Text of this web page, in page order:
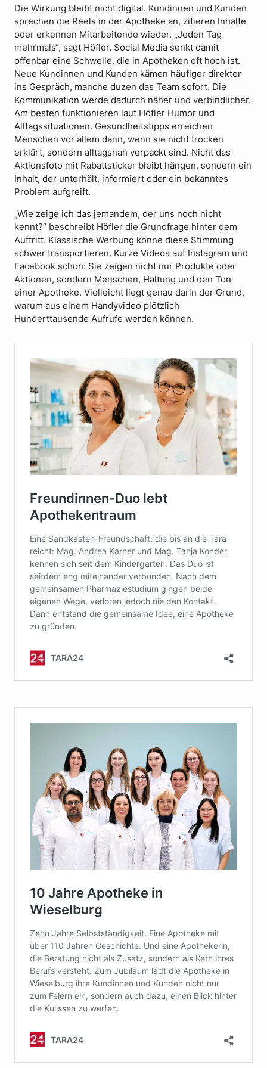
Die Wirkung bleibt nicht digital. Kundinnen und Kunden
sprechen die Reels in der Apotheke an, zitieren Inhalte
oder erkennen Mitarbeitende wieder. „Jeden Tag
mehrmals“, sagt Höfler. Social Media senkt damit
offenbar eine Schwelle, die in Apotheken oft hoch ist.
Neue Kundinnen und Kunden kämen häufiger direkter
ins Gespräch, manche duzen das Team sofort. Die
Kommunikation werde dadurch näher und verbindlicher.
Am besten funktionieren laut Höfler Humor und
Alltagssituationen. Gesundheitstipps erreichen
Menschen vor allem dann, wenn sie nicht trocken
erklärt, sondern alltagsnah verpackt sind. Nicht das
Aktionsfoto mit Rabattsticker bleibt hängen, sondern ein
Inhalt, der unterhält, informiert oder ein bekanntes
Problem aufgreift.
„Wie zeige ich das jemandem, der uns noch nicht
kennt?“ beschreibt Höfler die Grundfrage hinter dem
Auftritt. Klassische Werbung könne diese Stimmung
schwer transportieren. Kurze Videos auf Instagram und
Facebook schon: Sie zeigen nicht nur Produkte oder
Aktionen, sondern Menschen, Haltung und den Ton
einer Apotheke. Vielleicht liegt genau darin der Grund,
warum aus einem Handyvideo plötzlich
Hunderttausende Aufrufe werden können.